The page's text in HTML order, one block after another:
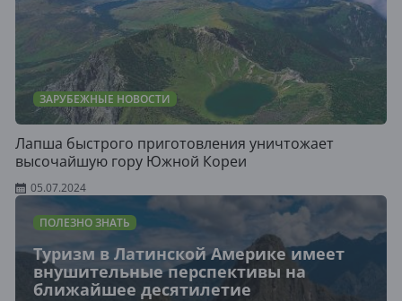
ЗАРУБЕЖНЫЕ НОВОСТИ
Лапша быстрого приготовления уничтожает
высочайшую гору Южной Кореи
05.07.2024
ПОЛЕЗНО ЗНАТЬ
Туризм в Латинской Америке имеет
внушительные перспективы на
ближайшее десятилетие